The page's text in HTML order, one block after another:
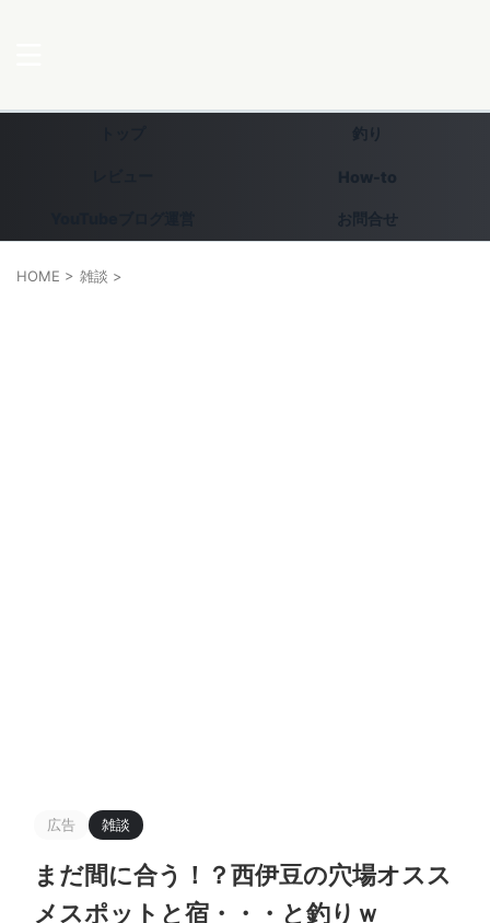
釣り
How-to
お問合せ
HOME > 雑談 >
広告 雑談
まだ間に合う！？西伊豆の穴場オスス
メスポットと宿・・・と釣りｗ